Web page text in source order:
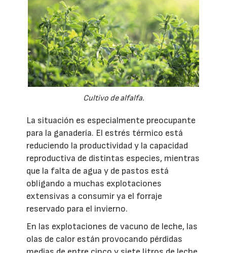
Cultivo de alfalfa.
La situación es especialmente preocupante
para la ganadería. El estrés térmico está
reduciendo la productividad y la capacidad
reproductiva de distintas especies, mientras
que la falta de agua y de pastos está
obligando a muchas explotaciones
extensivas a consumir ya el forraje
reservado para el invierno.
En las explotaciones de vacuno de leche, las
olas de calor están provocando pérdidas